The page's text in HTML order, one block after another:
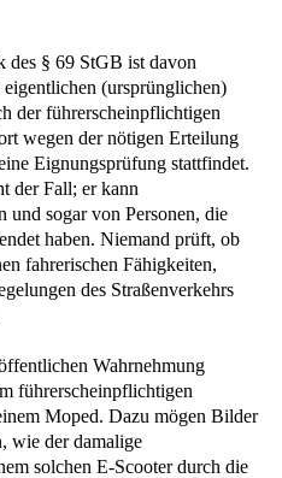
des § 69 StGB ist davon
eigentlichen (ursprünglichen)
der führerscheinpflichtigen
wegen der nötigen Erteilung
Eignungsprüfung stattfindet.
der Fall; er kann
und sogar von Personen, die
haben. Niemand prüft, ob
fahrerischen Fähigkeiten,
des Straßenverkehrs
Wahrnehmung
führerscheinpflichtigen
Moped. Dazu mögen Bilder
wie der damalige
solchen E-Scooter durch die